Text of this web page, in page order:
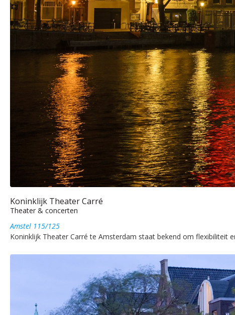
Koninklijk Theater Carré
Theater & concerten
Amstel 115/125
Koninklijk Theater Carré te Amsterdam staat bekend om flexibiliteit